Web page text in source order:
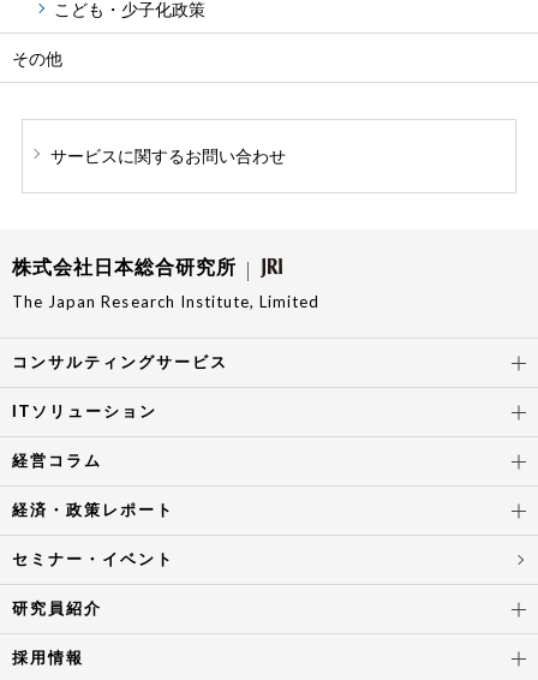
こども・少子化政策
その他
サービスに関するお問い合わせ
株式会社日本総合研究所
The Japan Research Institute, Limited
コンサルティングサービス
ITソリューション
経営コラム
経済・政策レポート
セミナー・イベント
研究員紹介
採用情報